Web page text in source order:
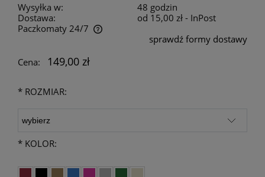
Wysyłka w:
48 godzin
Dostawa:
od 15,00 zł - InPost
Paczkomaty 24/7
Cena nie zawiera ewentualnych kosztów płatności
sprawdź formy dostawy
Cena:
149,00 zł
* ROZMIAR:
* KOLOR: